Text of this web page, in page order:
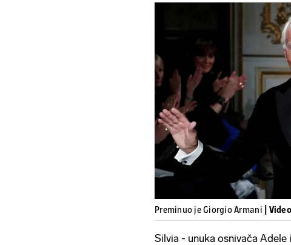
Preminuo je Giorgio Armani |
Silvia - unuka osnivača